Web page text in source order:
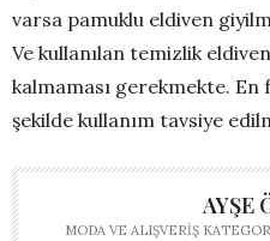
varsa pamuklu eldiven
Ve kullanılan temizlik
kalmaması gerekmekte. En
şekilde kullanım tavsiye
AYŞE
MODA VE ALIŞVERIŞ